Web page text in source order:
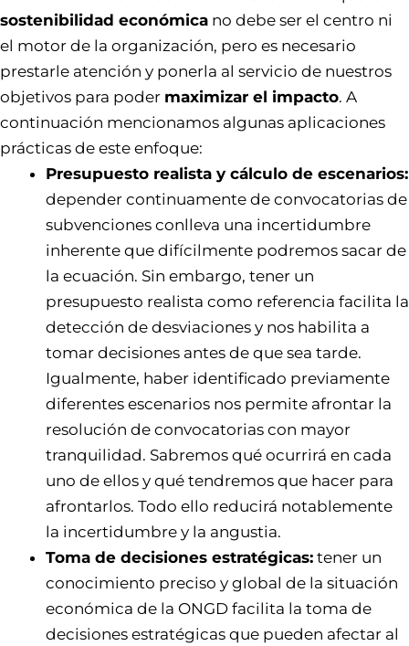
sostenibilidad económica no debe ser el centro ni
el motor de la organización, pero es necesario
prestarle atención y ponerla al servicio de nuestros
objetivos para poder maximizar el impacto. A
continuación mencionamos algunas aplicaciones
prácticas de este enfoque:
Presupuesto realista y cálculo de escenarios:
depender continuamente de convocatorias de
subvenciones conlleva una incertidumbre
inherente que difícilmente podremos sacar de
la ecuación. Sin embargo, tener un
presupuesto realista como referencia facilita la
detección de desviaciones y nos habilita a
tomar decisiones antes de que sea tarde.
Igualmente, haber identificado previamente
diferentes escenarios nos permite afrontar la
resolución de convocatorias con mayor
tranquilidad. Sabremos qué ocurrirá en cada
uno de ellos y qué tendremos que hacer para
afrontarlos. Todo ello reducirá notablemente
la incertidumbre y la angustia.
Toma de decisiones estratégicas: tener un
conocimiento preciso y global de la situación
económica de la ONGD facilita la toma de
decisiones estratégicas que pueden afectar al